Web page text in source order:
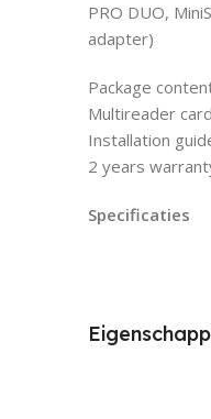
PRO DUO,
adapter)
Package
Multireader
Installation
2 years
Specificaties